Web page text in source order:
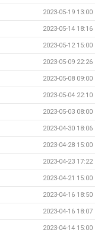
2023-05-19 13:00
2023-05-14 18:16
2023-05-12 15:00
2023-05-09 22:26
2023-05-08 09:00
2023-05-04 22:10
2023-05-03 08:00
2023-04-30 18:06
2023-04-28 15:00
2023-04-23 17:22
2023-04-21 15:00
2023-04-16 18:50
2023-04-16 18:07
2023-04-14 15:00